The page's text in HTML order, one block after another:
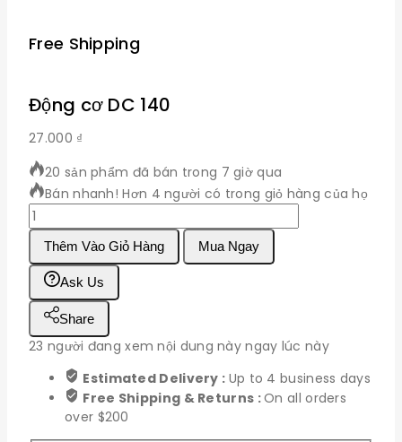
Free Shipping
Động cơ DC 140
27.000 ₫
20 sản phẩm đã bán trong 7 giờ qua
Bán nhanh! Hơn 4 người có trong giỏ hàng của họ
Động
cơ
DC
140
lượng
Thêm Vào Giỏ Hàng Mua Ngay
Ask Us
Share
23 người đang xem nội dung này ngay lúc này
Estimated Delivery : Up to 4 business days
Free Shipping & Returns :On all orders
over $200